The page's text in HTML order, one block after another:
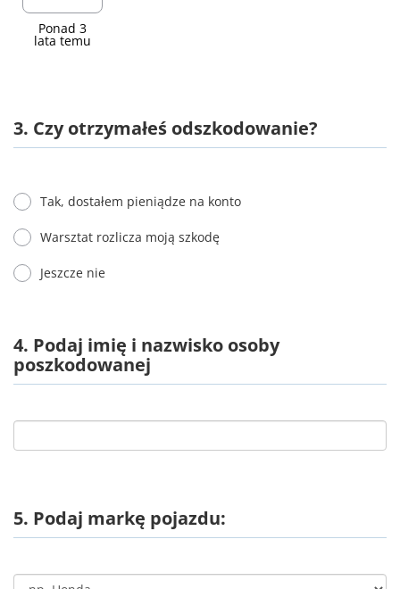
Ponad 3
lata temu
3. Czy otrzymałeś odszkodowanie?
Tak, dostałem pieniądze na konto
Warsztat rozlicza moją szkodę
Jeszcze nie
4. Podaj imię i nazwisko osoby
poszkodowanej
5. Podaj markę pojazdu: